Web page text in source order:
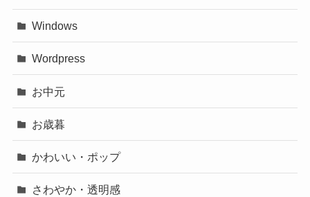
Windows
Wordpress
お中元
お歳暮
かわいい・ポップ
さわやか・透明感